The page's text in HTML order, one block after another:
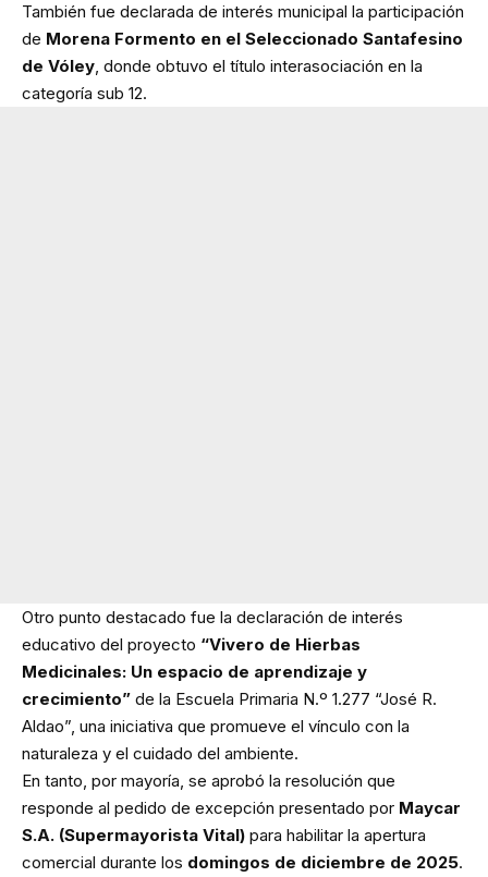
También fue declarada de interés municipal la participación
de Morena Formento en el Seleccionado Santafesino
de Vóley, donde obtuvo el título interasociación en la
categoría sub 12.
Otro punto destacado fue la declaración de interés
educativo del proyecto “Vivero de Hierbas
Medicinales: Un espacio de aprendizaje y
crecimiento” de la Escuela Primaria N.º 1.277 “José R.
Aldao”, una iniciativa que promueve el vínculo con la
naturaleza y el cuidado del ambiente.
En tanto, por mayoría, se aprobó la resolución que
responde al pedido de excepción presentado por Maycar
S.A. (Supermayorista Vital) para habilitar la apertura
comercial durante los domingos de diciembre de 2025.